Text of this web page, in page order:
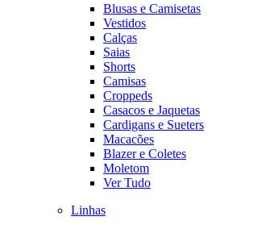
Blusas e Camisetas
Vestidos
Calças
Saias
Shorts
Camisas
Croppeds
Casacos e Jaquetas
Cardigans e Sueters
Macacões
Blazer e Coletes
Moletom
Ver Tudo
Linhas